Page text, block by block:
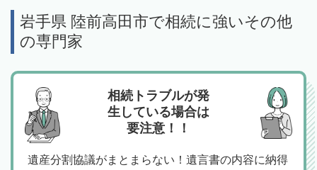
岩手県 陸前高田市で相続に強いその他
の専門家
相続トラブルが発
生している場合は
要注意！！
遺産分割協議がまとまらない！遺言書の内容に納得